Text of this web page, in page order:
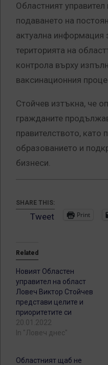
Областният
подаването на
актуална информация
територията на
контрола върху
ваксинационния
Стойчев изтъкна, че
гражданите
правителството, като
образованието и
бизнеси.
SHARE THIS:
Tweet Print
Related
Новият Областен
управител на област
Ловеч Виктор Стойчев
представи целите и
приоритетите си
20.01.2022
In "Ловеч днес"
Областният щаб не